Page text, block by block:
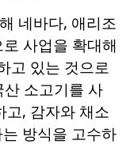
네바다, 애리조
사업을 확대해
고 있는 것으로
소고기를 사
고, 감자와 채소
방식을 고수하